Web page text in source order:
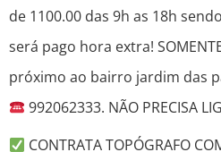
de 1100.00 das 9h as 18h
será pago hora extra!
próximo ao bairro jardim das
992062333. NÃO PRECISA
CONTRATA TOPÓGRAFO